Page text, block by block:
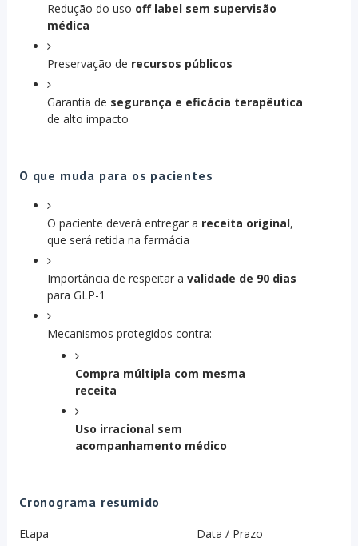
Redução do uso off label sem supervisão
médica
Preservação de recursos públicos
Garantia de segurança e eficácia terapêutica
de alto impacto
O que muda para os pacientes
O paciente deverá entregar a receita original,
que será retida na farmácia
Importância de respeitar a validade de 90 dias
para GLP-1
Mecanismos protegidos contra:
Compra múltipla com mesma
receita
Uso irracional sem
acompanhamento médico
Cronograma resumido
Etapa
Data / Prazo